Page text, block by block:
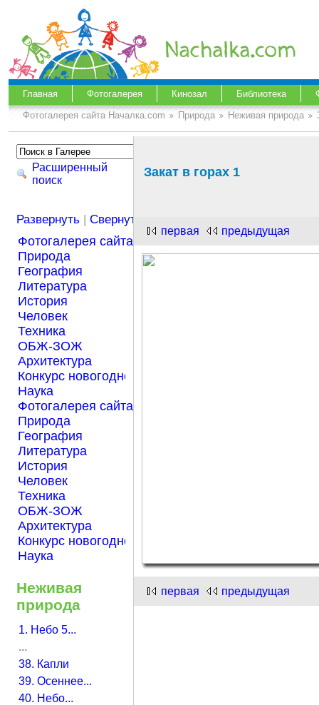
Главная Фотогалерея Кинозал Библиотека
Фотогалерея сайта Началка.com Природа Неживая природа
Расширенный
поиск
Развернуть |Свернуть
Фотогалерея сайта Началка.com
Природа
География
Литература
История
Человек
Техника
ОБЖ-ЗОЖ
Архитектура
Конкурс новогодней открытки "Нарисуем Новый
Наука
Фотогалерея сайта Началка.com
Природа
География
Литература
История
Человек
Техника
ОБЖ-ЗОЖ
Архитектура
Конкурс новогодней открытки "Нарисуем Новый
Наука
Неживая
природа
1. Небо 5...
...
38. Капли
39. Осеннее...
40. Небо...
Закат в горах 1
первая предыдущая
первая предыдущая